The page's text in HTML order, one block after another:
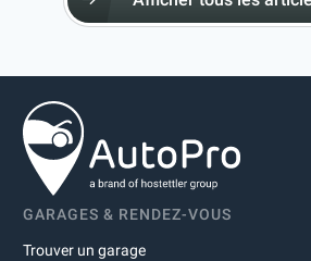
GARAGES & RENDEZ-VOUS
Trouver un garage